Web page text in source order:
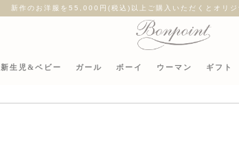
新作のお洋服を55,000円(税込)以上ご購入いただくとオリジ
新生児&ベビー ガール ボーイ ウーマン ギフト